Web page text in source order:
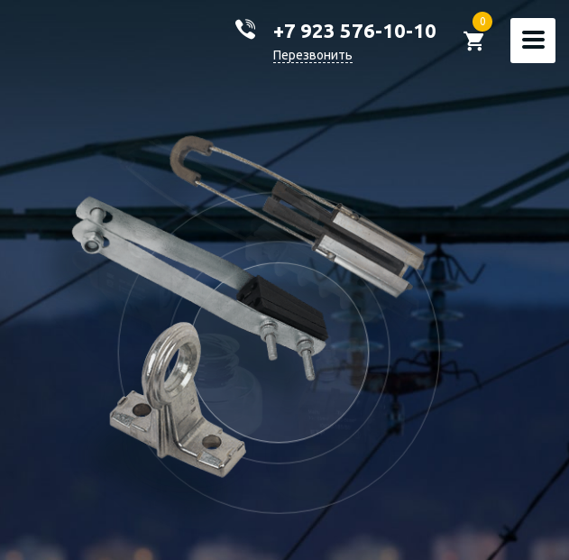
+7 923 576-10-10
Перезвонить
0